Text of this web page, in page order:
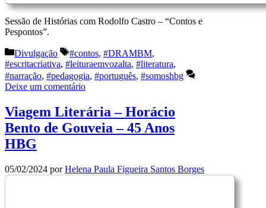
Sessão de Histórias com Rodolfo Castro – “Contos e
Pespontos”.
Categorias
Divulgação Etiquetas
#contos, #DRAMBM,
#escritacriativa, #leituraemvozalta, #literatura,
#narração, #pedagogia, #português, #somoshbg
Deixe um comentário
Viagem Literária – Horácio
Bento de Gouveia – 45 Anos
HBG
05/02/2024 porHelena Paula Figueira Santos Borges